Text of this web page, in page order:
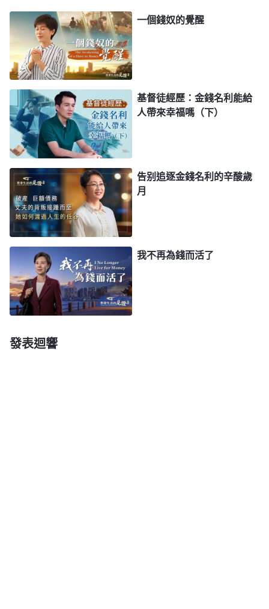
「在地，各種各樣的邪靈無時不在尋找可安息之地，
無時無刻不在尋找可吞吃之人的尸首。我民！必在我
的看顧保守之下，切不可放蕩！切不可妄為！應在我
家中獻上你的忠心，只有忠心才可回擊魔鬼的詭計，
千萬不要再像以往，在我前一套，在我後一套，這樣
已不可挽救，難道這一類的話我還説得少嗎？
《話・卷一 神的顯現與作工・神向全宇的説話・第十篇》
丈夫不信真神，把邪靈當神拜，結果被撒但邪靈苦
害。而我雖然信了真神但還活在撒但權下，追求世界
活在錢財的捆綁裏，不好好讀神的話，不能盡到自己
的本分，這樣下去會離神越來越遠，一旦失去神的保
守我也隨時可能被撒但擄走。丈夫的事對我是個警
醒，我不能再執迷不悟了。正好那段時間我認識的一
個税務局副局長年紀輕輕却患上了癌症，他有很多的
錢，也有很多人高看，但面對死亡有再多的金錢和名
望也無能為力。那時我就問自己：人活着究竟為了什
麽？就為錢財活着嗎？死亡面前這些金錢、名望又有
什麽用呢？不還是兩手空空撒手人寰嗎？
一個錢奴的覺醒
基督徒經歷：金錢名利能給
人帶來幸福嗎（下）
告别追逐金錢名利的辛酸歲
月
我不再為錢而活了
發表迴響